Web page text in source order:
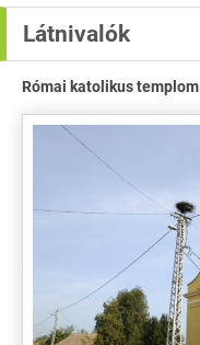
Látnivalók
Római katolikus templom